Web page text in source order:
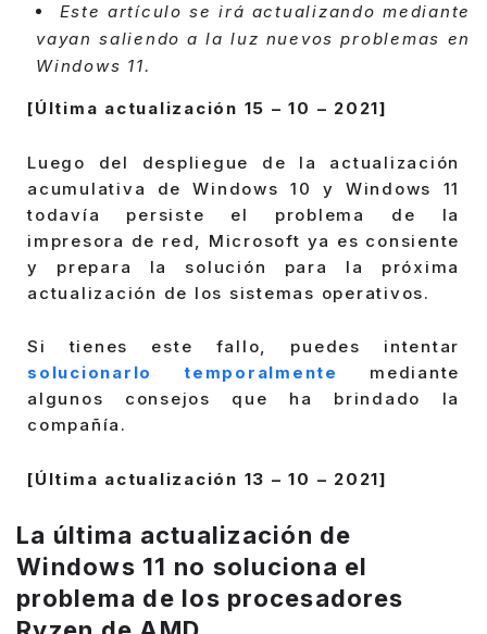
Este artículo se irá actualizando mediante
vayan saliendo a la luz nuevos problemas en
Windows 11.
[Última actualización 15 – 10 – 2021]
Luego del despliegue de la actualización
acumulativa de Windows 10 y Windows 11
todavía persiste el problema de la
impresora de red, Microsoft ya es consiente
y prepara la solución para la próxima
actualización de los sistemas operativos.
Si tienes este fallo, puedes intentar
solucionarlo temporalmente
mediante
algunos consejos que ha brindado la
compañía.
[Última actualización 13 – 10 – 2021]
La última actualización de
Windows 11 no soluciona el
problema de los procesadores